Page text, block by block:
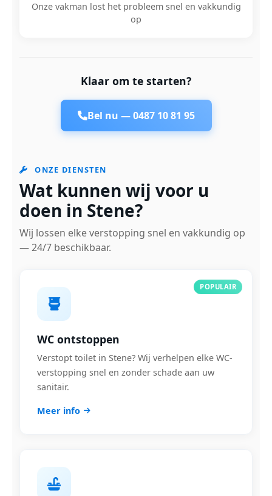
Onze vakman lost het probleem snel en vakkundig
op
Klaar om te starten?
Bel nu —0487 10 81 95
ONZE DIENSTEN
Wat kunnen wij voor u
doen in Stene?
Wij lossen elke verstopping snel en vakkundig op
— 24/7 beschikbaar.
POPULAIR
WC ontstoppen
Verstopt toilet in Stene? Wij verhelpen elke WC-
verstopping snel en zonder schade aan uw
sanitair.
Meer info